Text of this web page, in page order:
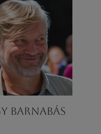
BARNABÁS